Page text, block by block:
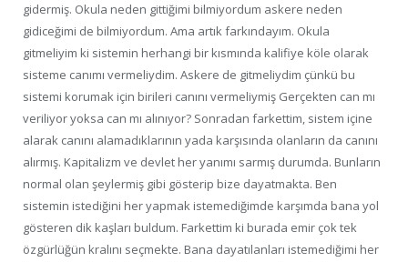
gidermiş. Okula neden gittiğimi bilmiyordum askere neden
gidiceğimi de bilmiyordum. Ama artık farkındayım. Okula
gitmeliyim ki sistemin herhangi bir kısmında kalifiye köle olarak
sisteme canımı vermeliydim. Askere de gitmeliydim çünkü bu
sistemi korumak için birileri canını vermeliymiş Gerçekten can mı
veriliyor yoksa can mı alınıyor? Sonradan farkettim, sistem içine
alarak canını alamadıklarının yada karşısında olanların da canını
alırmış. Kapitalizm ve devlet her yanımı sarmış durumda. Bunların
normal olan şeylermiş gibi gösterip bize dayatmakta. Ben
sistemin istediğini her yapmak istemediğimde karşımda bana yol
gösteren dik kaşları buldum. Farkettim ki burada emir çok tek
özgürlüğün kralını seçmekte. Bana dayatılanları istemediğimi her